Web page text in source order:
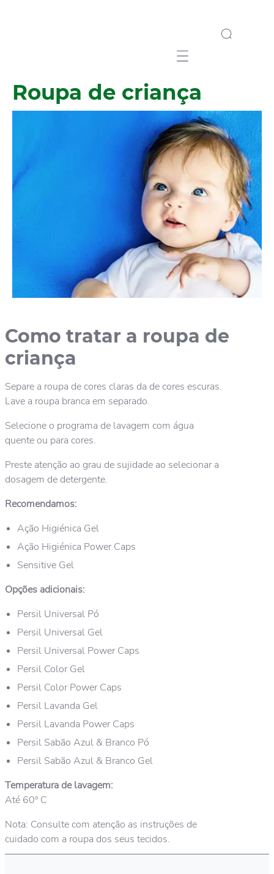
Mobile navigation
Roupa de criança
Como tratar a roupa de
criança
Separe a roupa de cores claras da de cores escuras.
Lave a roupa branca em separado.
Selecione o programa de lavagem com água
quente ou para cores.
Preste atenção ao grau de sujidade ao selecionar a
dosagem de detergente.
Recomendamos:
Ação Higiénica Gel
Ação Higiénica Power Caps
Sensitive Gel
Opções adicionais:
Persil Universal Pó
Persil Universal Gel
Persil Universal Power Caps
Persil Color Gel
Persil Color Power Caps
Persil Lavanda Gel
Persil Lavanda Power Caps
Persil Sabão Azul & Branco Pó
Persil Sabão Azul & Branco Gel
Temperatura de lavagem:
Até 60º C
Nota: Consulte com atenção as instruções de
cuidado com a roupa dos seus tecidos.